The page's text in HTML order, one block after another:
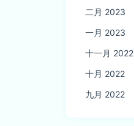
二月 2023
一月 2023
十一月 2022
十月 2022
九月 2022